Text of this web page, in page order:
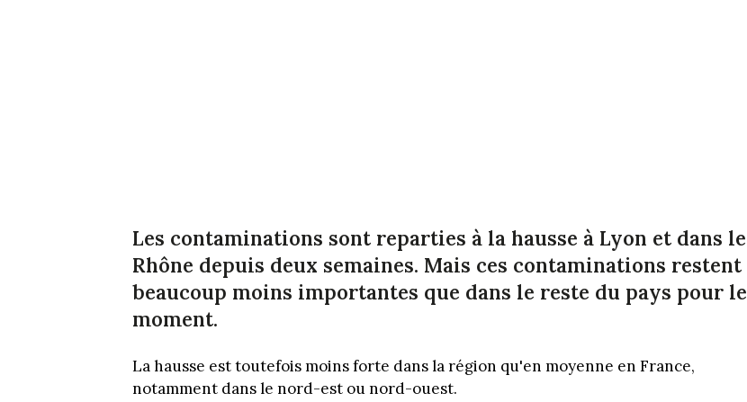
Les contaminations sont reparties à la hausse à Lyon et dans le
Rhône depuis deux semaines. Mais ces contaminations restent
beaucoup moins importantes que dans le reste du pays pour le
moment.
La hausse est toutefois moins forte dans la région qu'en moyenne en France,
notamment dans le nord-est ou nord-ouest.